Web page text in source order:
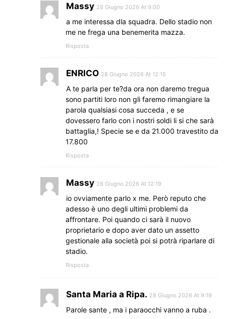
Massy 28 Giugno 2026 At 9:00
a me interessa dla squadra. Dello stadio non
me ne frega una benemerita mazza.
Risposta
ENRICO 28 Giugno 2026 At 12:15
A te parla per te?da ora non daremo tregua
sono partiti loro non gli faremo rimangiare la
parola qualsiasi cosa succeda , e se
dovessero farlo con i nostri soldi li si che sarà
battaglia,! Specie se e da 21.000 travestito da
17.800
Risposta
Massy 28 Giugno 2026 At 12:19
io ovviamente parlo x me. Però reputo che
adesso è uno degli ultimi problemi da
affrontare. Poi quando ci sarà il nuovo
proprietario e dopo aver dato un assetto
gestionale alla società poi si potrà riparlare di
stadio.
Risposta
Santa Maria a Ripa. 28 Giugno 2026 At 9:19
Parole sante , ma i paraocchi vanno a ruba .